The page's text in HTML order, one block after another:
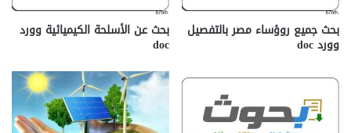
بحث جميع روؤساء مصر بالتفصيل
وورد doc
بحث عن الأسلحة الكيميائية وورد
doc